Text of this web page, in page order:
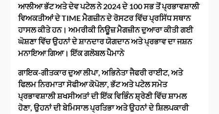
ਆਲੀਆ ਭੱਟ ਅਤੇ ਦੇਵ ਪਟੇਲ ਨੇ 2024 ਦੇ 100 ਸਭ ਤੋਂ ਪ੍ਰਭਾਵਸ਼ਾਲੀ
ਵਿਅਕਤੀਆਂ ਦੇ TIME ਮੈਗਜ਼ੀਨ ਦੇ ਰੋਸਟਰ ਵਿੱਚ ਪ੍ਰਸਿੱਧ ਸਥਾਨ
ਹਾਸਲ ਕੀਤੇ ਹਨ। ਅਮਰੀਕੀ ਨਿਊਜ਼ ਮੈਗਜ਼ੀਨ ਦੁਆਰਾ ਕੀਤੀ ਗਈ
ਘੋਸ਼ਣਾ ਵਿੱਚ ਉਹਨਾਂ ਦੇ ਸ਼ਾਨਦਾਰ ਯੋਗਦਾਨ ਅਤੇ ਪ੍ਰਭਾਵ ਦਾ ਜਸ਼ਨ
ਮਨਾਇਆ ਗਿਆ। ਇੱਕ ਗਲੋਬਲ ਪੈਮਾਨੇ
ਗਾਇਕ-ਗੀਤਕਾਰ ਦੁਆ ਲੀਪਾ, ਅਭਿਨੇਤਾ ਜੈਫਰੀ ਰਾਈਟ, ਅਤੇ
ਫਿਲਮ ਨਿਰਮਾਤਾ ਸੋਫੀਆ ਕੋਪੋਲਾ, ਭੱਟ ਅਤੇ ਪਟੇਲ ਸਮੇਤ
ਪ੍ਰਭਾਵਸ਼ਾਲੀ ਸ਼ਖਸੀਅਤਾਂ ਦੀ ਇੱਕ ਵਿਭਿੰਨ ਸ਼੍ਰੇਣੀ ਵਿੱਚ ਸ਼ਾਮਲ
ਹੋਣਾ, ਉਹਨਾਂ ਦੀ ਬੇਮਿਸਾਲ ਪ੍ਰਤਿਭਾ ਅਤੇ ਉਹਨਾਂ ਦੇ ਸ਼ਿਲਪਕਾਰੀ